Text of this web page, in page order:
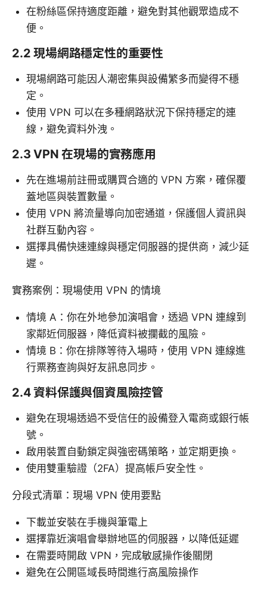
在粉絲區保持適度距離，避免對其他觀眾造成不
便。
2.2 現場網路穩定性的重要性
現場網路可能因人潮密集與設備繁多而變得不穩
定。
使用 VPN 可以在多種網路狀況下保持穩定的連
線，避免資料外洩。
2.3 VPN 在現場的實務應用
先在進場前註冊或購買合適的 VPN 方案，確保覆
蓋地區與裝置數量。
使用 VPN 將流量導向加密通道，保護個人資訊與
社群互動內容。
選擇具備快速連線與穩定伺服器的提供商，減少延
遲。
實務案例：現場使用 VPN 的情境
情境 A：你在外地參加演唱會，透過 VPN 連線到
家鄰近伺服器，降低資料被攔截的風險。
情境 B：你在排隊等待入場時，使用 VPN 連線進
行票務查詢與好友訊息同步。
2.4 資料保護與個資風險控管
避免在現場透過不受信任的設備登入電商或銀行帳
號。
啟用裝置自動鎖定與強密碼策略，並定期更換。
使用雙重驗證（2FA）提高帳戶安全性。
分段式清單：現場 VPN 使用要點
下載並安裝在手機與筆電上
選擇靠近演唱會舉辦地區的伺服器，以降低延遲
在需要時開啟 VPN，完成敏感操作後關閉
避免在公開區域長時間進行高風險操作